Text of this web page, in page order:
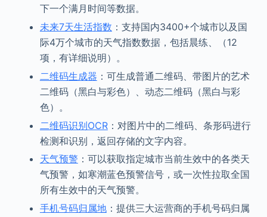
下一个满月时间等数据。
未来7天生活指数 ：支持国内3400+个城市以及国
际4万个城市的天气指数数据，包括晨练、（12
项，有详细说明）。
二维码生成器 ：可生成普通二维码、带图片的艺术
二维码（黑白与彩色）、动态二维码（黑白与彩
色）。
二维码识别OCR：对图片中的二维码、条形码进行
检测和识别，返回存储的文字内容。
天气预警 ：可以获取指定城市当前生效中的各类天
气预警，如寒潮蓝色预警信号，或一次性拉取全国
所有生效中的天气预警。
手机号码归属地：提供三大运营商的手机号码归属